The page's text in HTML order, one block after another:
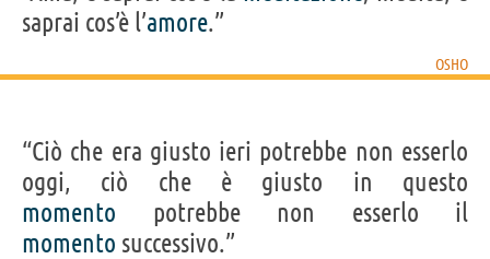
saprai cos’è l’amore.”
OSHO
“Ciò che era giusto ieri potrebbe non esserlo
oggi, ciò che è giusto in questo
momento potrebbe non esserlo il
momento successivo.”